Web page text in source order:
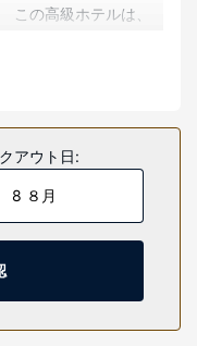
この高級ホテルは、
庫、プラズマテレビ
ぎいただけます。
ーブルの番組をご覧
ー付き浴槽、バスア
っています。電話の
利用いただけます。
いただけます。5 マ
アウト日:
8 ８月